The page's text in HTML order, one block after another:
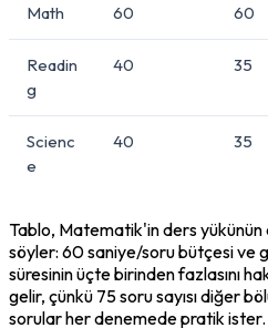
Math 60 60
Readin
g
40 35
Scienc
e
40 35
Tablo, Matematik'in ders yükünün
söyler: 60 saniye/soru bütçesi ve
süresinin üçte birinden fazlasını
gelir, çünkü 75 soru sayısı diğer
sorular her denemede pratik